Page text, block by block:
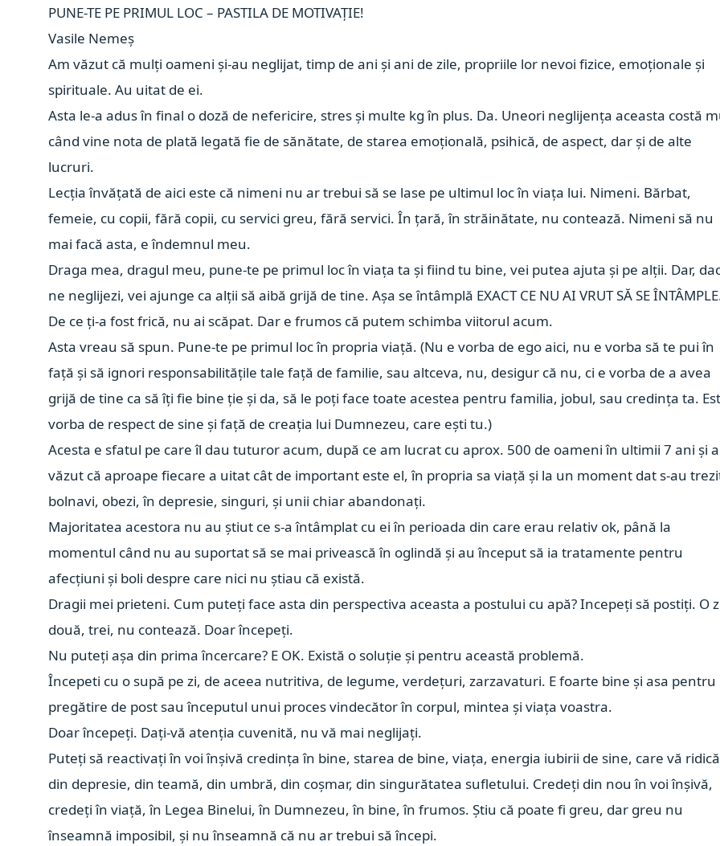
PUNE-TE PE PRIMUL LOC – PASTILA DE MOTIVAȚIE!
Vasile Nemeș
Am văzut că mulți oameni și-au neglijat, timp de ani și ani de zile, propriile lor nevoi fizice, emoționale și
spirituale. Au uitat de ei.
Asta le-a adus în final o doză de nefericire, stres și multe kg în plus. Da. Uneori neglijența aceasta costă
când vine nota de plată legată fie de sănătate, de starea emoțională, psihică, de aspect, dar și de alte
lucruri.
Lecția învățată de aici este că nimeni nu ar trebui să se lase pe ultimul loc în viața lui. Nimeni. Bărbat,
femeie, cu copii, fără copii, cu servici greu, fără servici. În țară, în străinătate, nu contează. Nimeni să nu
mai facă asta, e îndemnul meu.
Draga mea, dragul meu, pune-te pe primul loc în viața ta și fiind tu bine, vei putea ajuta și pe alții. Dar,
ne neglijezi, vei ajunge ca alții să aibă grijă de tine. Așa se întâmplă EXACT CE NU AI VRUT SĂ SE
De ce ți-a fost frică, nu ai scăpat. Dar e frumos că putem schimba viitorul acum.
Asta vreau să spun. Pune-te pe primul loc în propria viață. (Nu e vorba de ego aici, nu e vorba să te pui în
față și să ignori responsabilitățile tale față de familie, sau altceva, nu, desigur că nu, ci e vorba de a avea
grijă de tine ca să îți fie bine ție și da, să le poți face toate acestea pentru familia, jobul, sau credința ta.
vorba de respect de sine și față de creația lui Dumnezeu, care ești tu.)
Acesta e sfatul pe care îl dau tuturor acum, după ce am lucrat cu aprox. 500 de oameni în ultimii 7 ani și
văzut că aproape fiecare a uitat cât de important este el, în propria sa viață și la un moment dat s-au
bolnavi, obezi, în depresie, singuri, și unii chiar abandonați.
Majoritatea acestora nu au știut ce s-a întâmplat cu ei în perioada din care erau relativ ok, până la
momentul când nu au suportat să se mai privească în oglindă și au început să ia tratamente pentru
afecțiuni și boli despre care nici nu știau că există.
Dragii mei prieteni. Cum puteți face asta din perspectiva aceasta a postului cu apă? Incepeți să postiți. O
două, trei, nu contează. Doar începeți.
Nu puteți așa din prima încercare? E OK. Există o soluție și pentru această problemă.
Începeti cu o supă pe zi, de aceea nutritiva, de legume, verdețuri, zarzavaturi. E foarte bine și asa pentru
pregătire de post sau începutul unui proces vindecător în corpul, mintea și viața voastra.
Doar începeți. Dați-vă atenția cuvenită, nu vă mai neglijați.
Puteți să reactivați în voi înșivă credința în bine, starea de bine, viața, energia iubirii de sine, care vă ridică
din depresie, din teamă, din umbră, din coșmar, din singurătatea sufletului. Credeți din nou în voi înșivă,
credeți în viață, în Legea Binelui, în Dumnezeu, în bine, în frumos. Știu că poate fi greu, dar greu nu
înseamnă imposibil, și nu înseamnă că nu ar trebui să începi.